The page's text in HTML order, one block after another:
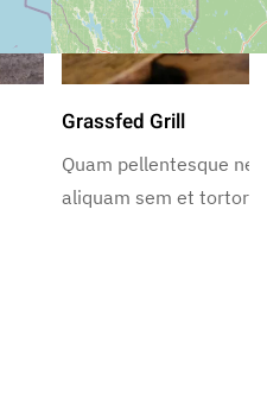
Grassfed Grill
Quam pellentesque
aliquam sem et tortor.